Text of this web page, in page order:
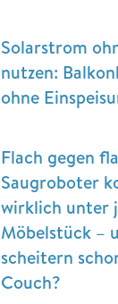
Solarstrom
nutzen:
ohne
Flach gegen
Saugroboter
wirklich unter
Möbelstück –
scheitern
Couch?